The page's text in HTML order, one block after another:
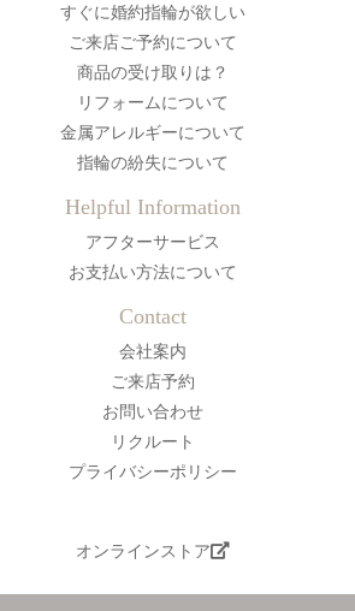
すぐに婚約指輪が欲しい
ご来店ご予約について
商品の受け取りは？
リフォームについて
金属アレルギーについて
指輪の紛失について
Helpful Information
アフターサービス
お支払い方法について
Contact
会社案内
ご来店予約
お問い合わせ
リクルート
プライバシーポリシー
オンラインストア